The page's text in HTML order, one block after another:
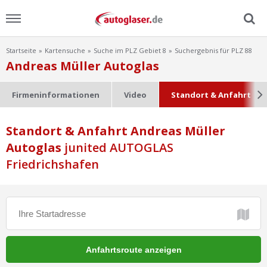
Menu
Home
Ratgeber
FAQ
Lexikon
Startseite Kartensuche Suche im PLZ Gebiet 8 Suchergebnis für PLZ 88
Andreas Müller Autoglas
Firmeninformationen Video Standort & Anfahrt
Standort & Anfahrt Andreas Müller
Autoglas junited AUTOGLAS
Friedrichshafen